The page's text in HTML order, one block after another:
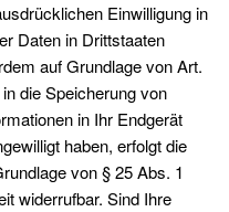
Einwilligung in
Daten in Drittstaaten
auf Grundlage von Art.
die Speicherung von
in Ihr Endgerät
haben, erfolgt die
von § 25 Abs. 1
widerrufbar. Sind Ihre